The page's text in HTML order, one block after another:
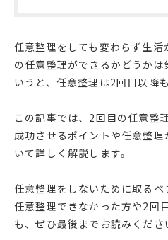
任意整理をしても変わらず生
の任意整理ができるかどうか
いうと、任意整理は2回目以降も
この記事では、2回目の任意整
成功させるポイントや任意整
いて詳しく解説します。
任意整理をしないために取るべ
任意整理できなかった方や2回
も、ぜひ最後までお読みくださ